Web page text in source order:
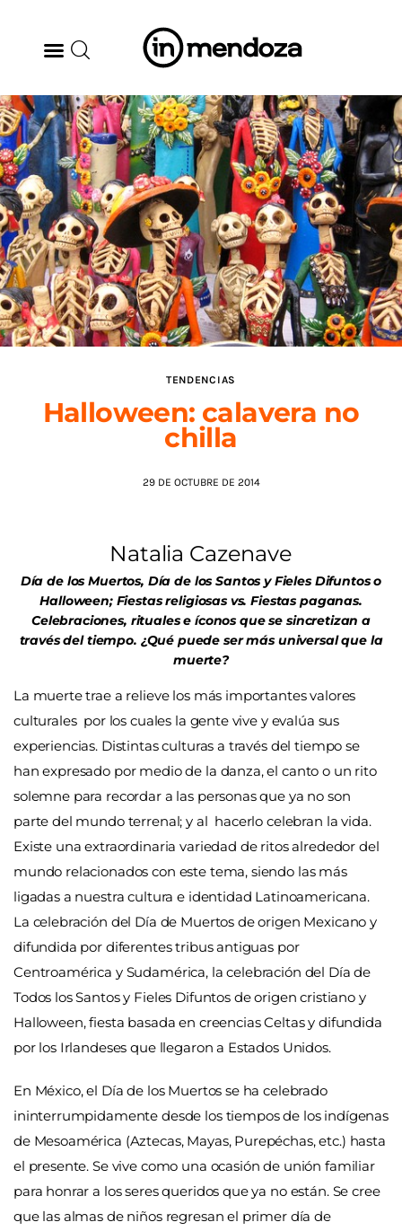
BODEGAS
GASTRONOMÍA
ARTE & CULTURA
MÚSICA
DÓNDE IR
TENDENCIAS
TENDENCIAS
Halloween: calavera no
chilla
29 DE OCTUBRE DE 2014
Natalia Cazenave
Día de los Muertos, Día de los Santos y Fieles Difuntos o
Halloween; Fiestas religiosas vs. Fiestas paganas.
Celebraciones, rituales e íconos que se sincretizan a
través del tiempo. ¿Qué puede ser más universal que la
muerte?
La muerte trae a relieve los más importantes valores
culturales por los cuales la gente vive y evalúa sus
experiencias. Distintas culturas a través del tiempo se
han expresado por medio de la danza, el canto o un rito
solemne para recordar a las personas que ya no son
parte del mundo terrenal; y al hacerlo celebran la vida.
Existe una extraordinaria variedad de ritos alrededor del
mundo relacionados con este tema, siendo las más
ligadas a nuestra cultura e identidad Latinoamericana.
La celebración del Día de Muertos de origen Mexicano y
difundida por diferentes tribus antiguas por
Centroamérica y Sudamérica, la celebración del Día de
Todos los Santos y Fieles Difuntos de origen cristiano y
Halloween, fiesta basada en creencias Celtas y difundida
por los Irlandeses que llegaron a Estados Unidos.
En México, el Día de los Muertos se ha celebrado
ininterrumpidamente desde los tiempos de los indígenas
de Mesoamérica (Aztecas, Mayas, Purepéchas, etc.) hasta
el presente. Se vive como una ocasión de unión familiar
para honrar a los seres queridos que ya no están. Se cree
que las almas de niños regresan el primer día de